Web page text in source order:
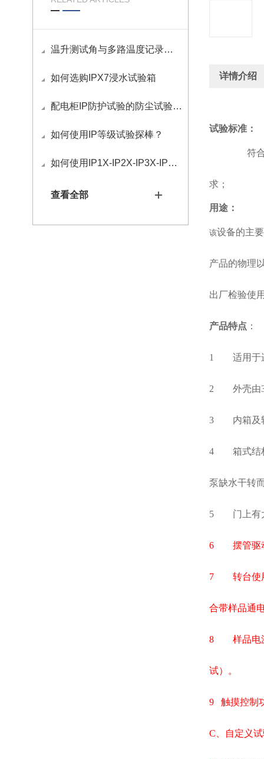
温升测试角与多路温度记录仪如何接线
如何选购IPX7浸水试验箱
配电柜IP防护试验的防尘试验要求是什么？
如何使用IP等级试验探棒？
如何使用IP1X-IP2X-IP3X-IP4X等级试验探棒？
查看全部
详情介绍
试验标准：
符
求；
用途：
该设备的主
产品的物理
出厂检验使
产品特点 ：
1 适用于
2 外壳由
3 内箱及
4 箱式结
泵缺水干转
5 门上有
6 摆管驱
7 转台使
合带样品通
8 样品电
试）。
9 触摸控制
C 、自定义